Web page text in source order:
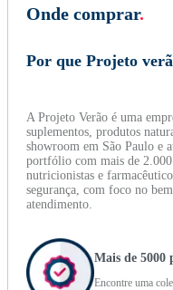
Onde comprar.
Por que Projeto
A Projeto Verão é uma
suplementos, produtos
showroom em São Paulo e
portfólio com mais de
nutricionistas e
segurança, com foco no
atendimento.
Mais de 5000
Encontre uma